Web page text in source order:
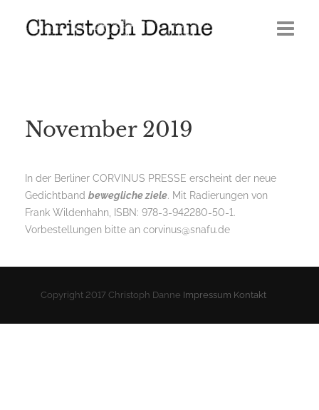
Presse
Media
November 2019
In der Berliner CORVINUS PRESSE erscheint der neue
Gedichtband bewegliche ziele. Mit Radierungen von
Frank Wildenhahn, ISBN: 978-3-942280-50-1.
Vorbestellungen bitte an corvinus@snafu.de
Copyright 2017 Christoph Danne Impressum Kontakt